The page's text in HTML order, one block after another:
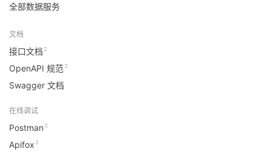
全部数据服务
文档
接口文档
OpenAPI 规范
Swagger 文档
在线调试
Postman
Apifox